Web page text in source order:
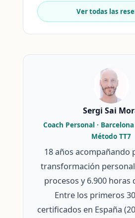
Ver todas las
Sergi Sai
Coach Personal ·
Método TT7
18 años acompañando
transformación
procesos y 6.900 horas
Entre los primeros
certificados en España